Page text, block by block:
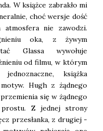
W książce zabrakło mi
choć wersje dość
nie zawodzi.
oka, z żywym
Glassa wywołuje
od filmu, w którym
książka
Hugh z żądnego
przemienia się w żądnego
Z jednej strony
przesłanka, z drugiej -